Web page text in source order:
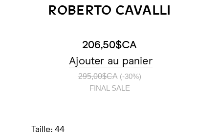
ROBERTO CAVALLI
206,50$CA
Ajouter au panier
295,00$CA (-30%)
FINAL SALE
Taille: 44